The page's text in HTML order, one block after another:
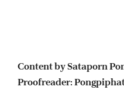
Content by Sataporn
Proofreader: